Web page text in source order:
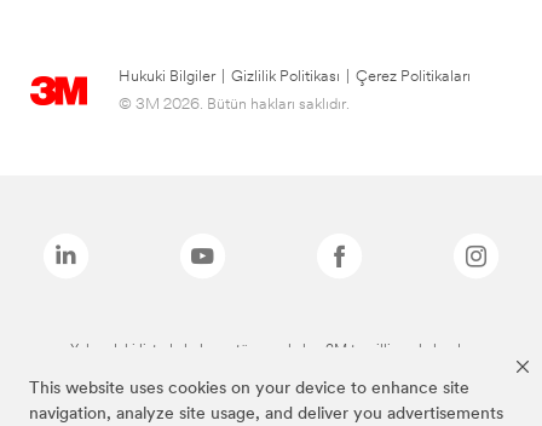
This website uses cookies on your device to enhance site
navigation, analyze site usage, and deliver you advertisements
Hukuki Bilgiler Gizlilik Politikası
Çerez Politikaları
© 3M 2026. Bütün hakları saklıdır.
Yukarıdaki listede bulunan tüm markalar, 3M tescilli markalarıdır.